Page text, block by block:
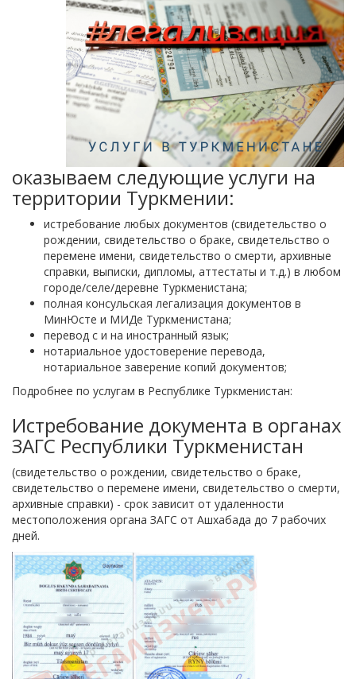
оказываем следующие услуги на
территории Туркмении:
истребование любых документов (свидетельство о
рождении, свидетельство о браке, свидетельство о
перемене имени, свидетельство о смерти, архивные
справки, выписки, дипломы, аттестаты и т.д.) в любом
городе/селе/деревне Туркменистана;
полная консульская легализация документов в
МинЮсте и МИДе Туркменистана;
перевод с и на иностранный язык;
нотариальное удостоверение перевода,
нотариальное заверение копий документов;
Подробнее по услугам в Республике Туркменистан:
Истребование документа в органах
ЗАГС Республики Туркменистан
(свидетельство о рождении, свидетельство о браке,
свидетельство о перемене имени, свидетельство о смерти,
архивные справки) - срок зависит от удаленности
местоположения органа ЗАГС от Ашхабада до 7 рабочих
дней.